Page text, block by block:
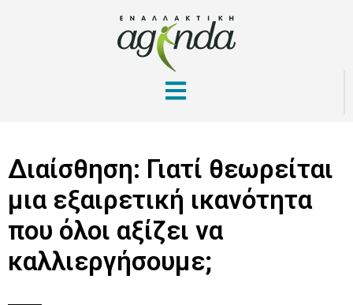
Διαίσθηση: Γιατί θεωρείται
μια εξαιρετική ικανότητα
που όλοι αξίζει να
καλλιεργήσουμε;